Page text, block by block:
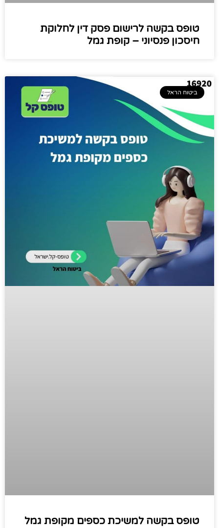
טופס בקשה לרישום פסק דין לחלוקת
חיסכון פנסיוני – קופת גמל
ביטוח הראל
טופס בקשה למשיכת כספים מקופת גמל